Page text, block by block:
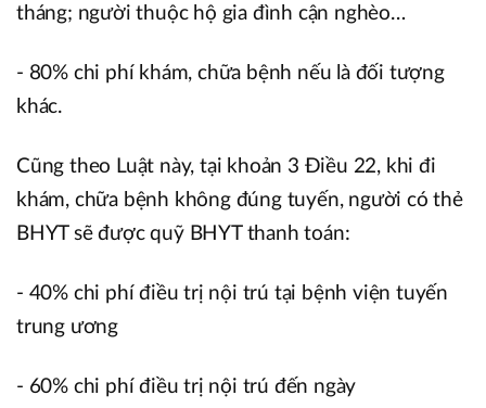
tháng; người thuộc hộ gia đình cận nghèo…
- 80% chi phí khám, chữa bệnh nếu là đối tượng
khác.
Cũng theo Luật này, tại khoản 3 Điều 22, khi đi
khám, chữa bệnh không đúng tuyến, người có thẻ
BHYT sẽ được quỹ BHYT thanh toán:
- 40% chi phí điều trị nội trú tại bệnh viện tuyến
trung ương
- 60% chi phí điều trị nội trú đến ngày